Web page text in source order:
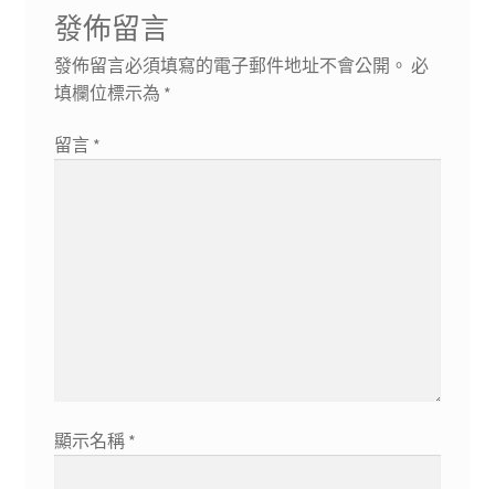
發佈留言
發佈留言必須填寫的電子郵件地址不會公開。 必
填欄位標示為 *
留言 *
顯示名稱 *